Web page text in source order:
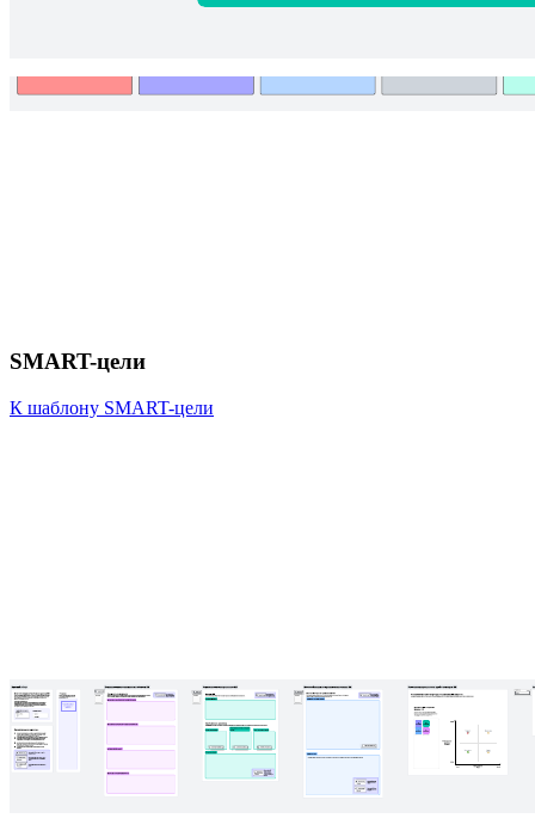
SMART-цели
К шаблону SMART-цели